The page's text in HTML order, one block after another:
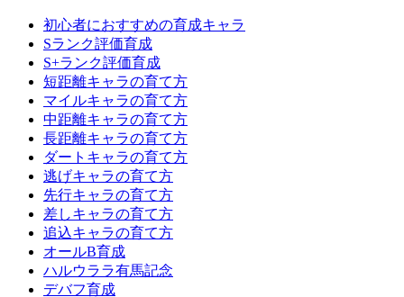
初心者におすすめの育成キャラ
Sランク評価育成
S+ランク評価育成
短距離キャラの育て方
マイルキャラの育て方
中距離キャラの育て方
長距離キャラの育て方
ダートキャラの育て方
逃げキャラの育て方
先行キャラの育て方
差しキャラの育て方
追込キャラの育て方
オールB育成
ハルウララ有馬記念
デバフ育成